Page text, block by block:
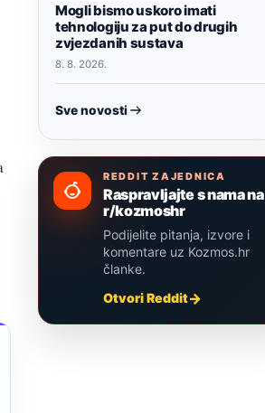
Mogli bismo uskoro imati
tehnologiju za put do drugih
zvjezdanih sustava
8. 8. 2026.
Sve novosti
REDDIT ZAJEDNICA
Raspravljajte s nama na
r/kozmoshr
Podijelite pitanja, izvore i
komentare uz Kozmos.hr
članke.
Otvori Reddit